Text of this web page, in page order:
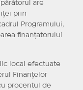
are
prin
Programului,
finanțatorului
local efectuate
Finanțelor
procentul de